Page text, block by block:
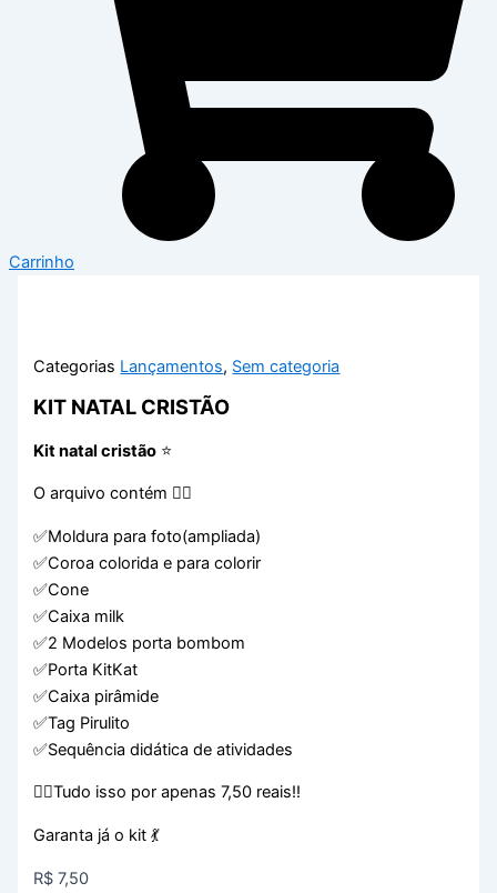
Carrinho
Categorias Lançamentos, Sem categoria
KIT NATAL CRISTÃO
Kit natal cristão ⭐️
O arquivo contém 👇🏻
✅Moldura para foto(ampliada)
✅Coroa colorida e para colorir
✅Cone
✅Caixa milk
✅2 Modelos porta bombom
✅Porta KitKat
✅Caixa pirâmide
✅Tag Pirulito
✅Sequência didática de atividades
👆🏻Tudo isso por apenas 7,50 reais!!
Garanta já o kit 💃
R$ 7,50